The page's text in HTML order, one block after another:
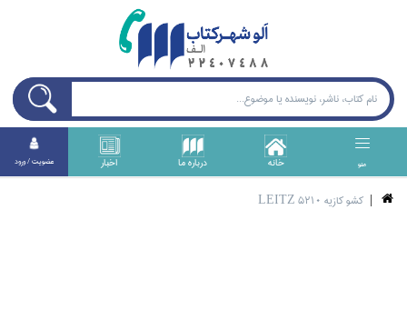
منو خانه درباره ما اخبار عضويت / ورود
كشو كازيه LEITZ 5210